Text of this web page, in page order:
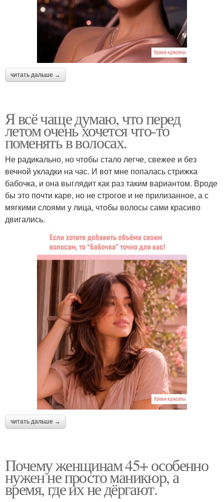
читать дальше →
Я всё чаще думаю, что перед
летом очень хочется что-то
поменять в волосах.
Не радикально, но чтобы стало легче, свежее и без
вечной укладки на час. И вот мне попалась стрижка
бабочка, и она выглядит как раз таким вариантом. Вроде
бы это почти каре, но не строгое и не прилизанное, а с
мягкими слоями у лица, чтобы волосы сами красиво
двигались.
читать дальше →
Почему женщинам 45+ особенно
нужен не просто маникюр, а
время, где их не дёргают.